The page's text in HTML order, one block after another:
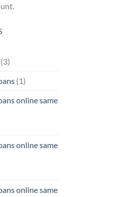
(3)
(1)
online same
online same
online same